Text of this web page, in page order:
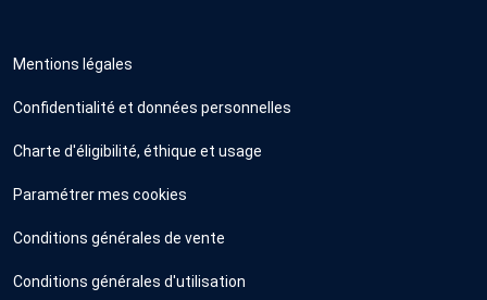
Mentions légales
Confidentialité et données personnelles
Charte d'éligibilité, éthique et usage
Paramétrer mes cookies
Conditions générales de vente
Conditions générales d'utilisation